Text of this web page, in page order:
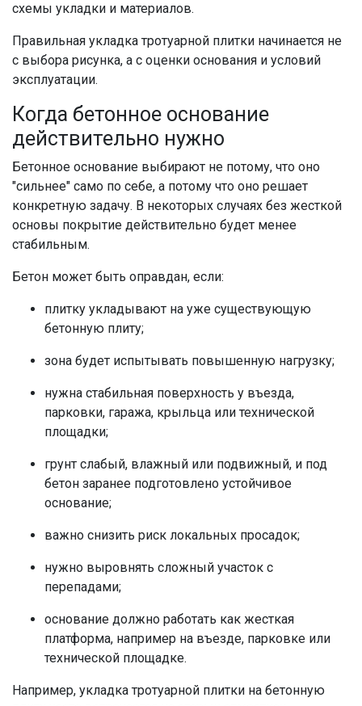
схемы укладки и материалов.
Правильная укладка тротуарной плитки начинается не
с выбора рисунка, а с оценки основания и условий
эксплуатации.
Когда бетонное основание
действительно нужно
Бетонное основание выбирают не потому, что оно
"сильнее" само по себе, а потому что оно решает
конкретную задачу. В некоторых случаях без жесткой
основы покрытие действительно будет менее
стабильным.
Бетон может быть оправдан, если:
плитку укладывают на уже существующую
бетонную плиту;
зона будет испытывать повышенную нагрузку;
нужна стабильная поверхность у въезда,
парковки, гаража, крыльца или технической
площадки;
грунт слабый, влажный или подвижный, и под
бетон заранее подготовлено устойчивое
основание;
важно снизить риск локальных просадок;
нужно выровнять сложный участок с
перепадами;
основание должно работать как жесткая
платформа, например на въезде, парковке или
технической площадке.
Например, укладка тротуарной плитки на бетонную